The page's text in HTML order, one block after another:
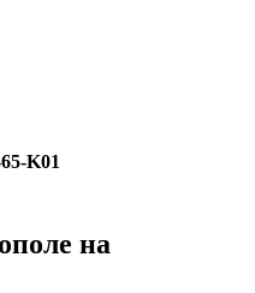
K01
на